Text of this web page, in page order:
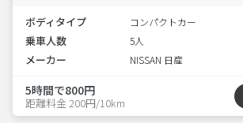
ボディタイプ コンパクトカー
乗車人数 5人
メーカー NISSAN 日産
5時間で800円
距離料金 200円/10km